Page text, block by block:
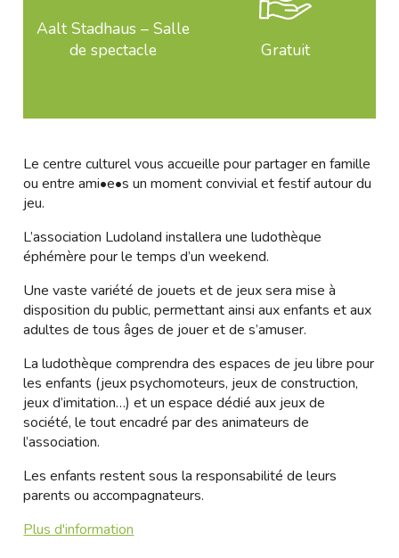
Aalt Stadhaus – Salle
de spectacle
Gratuit
Le centre culturel vous accueille pour partager en famille
ou entre ami•e•s un moment convivial et festif autour du
jeu.
L’association Ludoland installera une ludothèque
éphémère pour le temps d’un weekend.
Une vaste variété de jouets et de jeux sera mise à
disposition du public, permettant ainsi aux enfants et aux
adultes de tous âges de jouer et de s’amuser.
La ludothèque comprendra des espaces de jeu libre pour
les enfants (jeux psychomoteurs, jeux de construction,
jeux d’imitation…) et un espace dédié aux jeux de
société, le tout encadré par des animateurs de
l’association.
Les enfants restent sous la responsabilité de leurs
parents ou accompagnateurs.
Plus d'information